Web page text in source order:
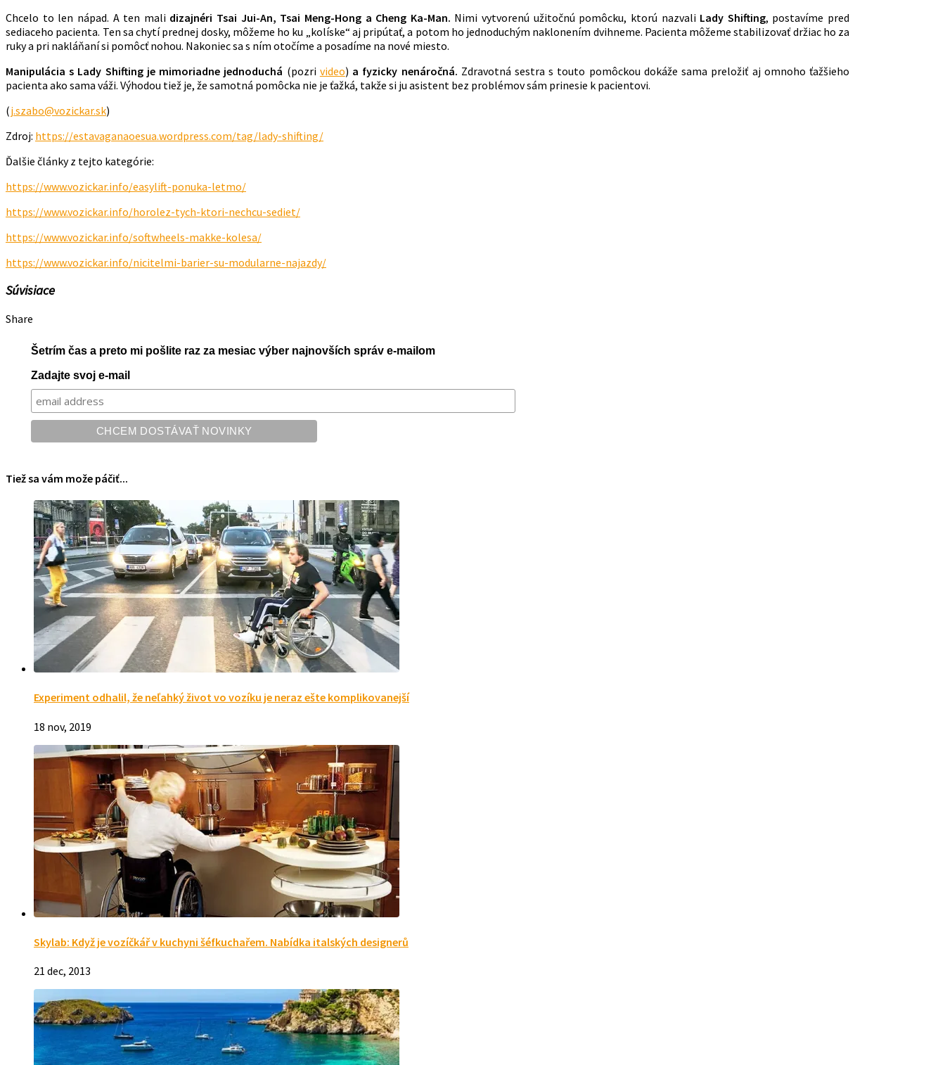
Chcelo to len nápad. A ten mali dizajnéri Tsai Jui-An, Tsai Meng-Hong a Cheng Ka-Man. Nimi vytvorenú užitočnú pomôcku, ktorú nazvali Lady Shifting, postavíme pred
sediaceho pacienta. Ten sa chytí prednej dosky, môžeme ho ku „kolíske“ aj pripútať, a potom ho jednoduchým naklonením dvihneme. Pacienta môžeme stabilizovať držiac ho za
ruky a pri nakláňaní si pomôcť nohou. Nakoniec sa s ním otočíme a posadíme na nové miesto.
Manipulácia s Lady Shifting je mimoriadne jednoduchá (pozri video) a fyzicky nenáročná. Zdravotná sestra s touto pomôckou dokáže sama preložiť aj omnoho ťažšieho
pacienta ako sama váži. Výhodou tiež je, že samotná pomôcka nie je ťažká, takže si ju asistent bez problémov sám prinesie k pacientovi.
(j.szabo@vozickar.sk)
Zdroj: https://estavaganaoesua.wordpress.com/tag/lady-shifting/
Ďalšie články z tejto kategórie:
https://www.vozickar.info/easylift-ponuka-letmo/
https://www.vozickar.info/horolez-tych-ktori-nechcu-sediet/
https://www.vozickar.info/softwheels-makke-kolesa/
https://www.vozickar.info/nicitelmi-barier-su-modularne-najazdy/
Súvisiace
Share
Šetrím čas a preto mi pošlite raz za mesiac výber najnovších správ e-mailom
Zadajte svoj e-mail
Tiež sa vám može páčiť...
Experiment odhalil, že neľahký život vo vozíku je neraz ešte komplikovanejší
18 nov, 2019
Skylab: Když je vozíčkář v kuchyni šéfkuchařem. Nabídka italských designerů
21 dec, 2013